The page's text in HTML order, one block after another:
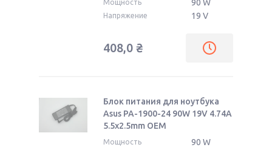
Мощность 90 W
Напряжение 19 V
408,0 ₴
Блок питания для ноутбука
Asus PA-1900-24 90W 19V 4.74A
5.5x2.5mm ОЕМ
Мощность 90 W